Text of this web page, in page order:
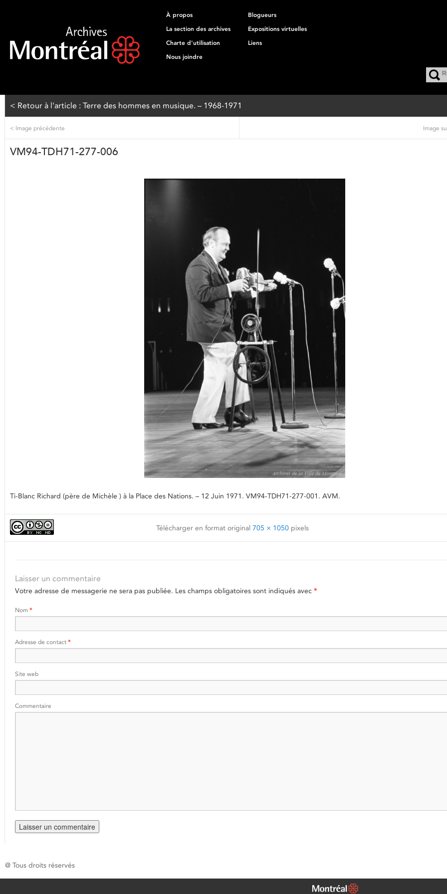
À propos
Blogueurs
La section des archives
Expositions virtuelles
Charte d'utilisation
Liens
Nous joindre
< Retour à l'article : Terre des hommes en musique. – 1968-1971
< Image précédente Image
VM94-TDH71-277-006
Ti-Blanc Richard (père de Michèle ) à la Place des Nations. – 12 Juin 1971. VM94-TDH71-277-001. AVM.
Télécharger en format original 705 × 1050pixels
Laisser un commentaire
Votre adresse de messagerie ne sera pas publiée. Les champs obligatoires sont indiqués avec *
Nom *
Adresse de contact *
Site web
Commentaire
@ Tous droits réservés